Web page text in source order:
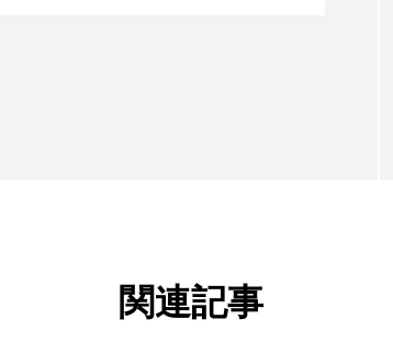
関連記事